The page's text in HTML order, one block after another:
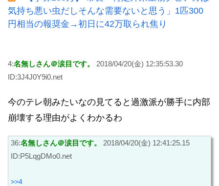
気持ち悪い虫だしそんな需要ないと思う」1匹300
円相当の報奨金→初日に42万取られ焦り
4:名無しさん＠涙目です。
2018/04/20(金) 12:35:53.30
ID:3J4J0Y9i0.net
今のテレ朝みたいなの見てると過激派が勝手に内部
崩壊する理由がよくわかるわ
36:名無しさん＠涙目です。
2018/04/20(金) 12:41:25.15
ID:P5LqgDMo0.net
>>4